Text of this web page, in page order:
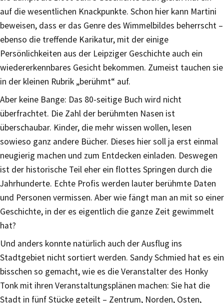
auf die wesentlichen Knackpunkte. Schon hier kann Martini
beweisen, dass er das Genre des Wimmelbildes beherrscht –
ebenso die treffende Karikatur, mit der einige
Persönlichkeiten aus der Leipziger Geschichte auch ein
wiedererkennbares Gesicht bekommen. Zumeist tauchen sie
in der kleinen Rubrik „berühmt“ auf.
Aber keine Bange: Das 80-seitige Buch wird nicht
überfrachtet. Die Zahl der berühmten Nasen ist
überschaubar. Kinder, die mehr wissen wollen, lesen
sowieso ganz andere Bücher. Dieses hier soll ja erst einmal
neugierig machen und zum Entdecken einladen. Deswegen
ist der historische Teil eher ein flottes Springen durch die
Jahrhunderte. Echte Profis werden lauter berühmte Daten
und Personen vermissen. Aber wie fängt man an mit so einer
Geschichte, in der es eigentlich die ganze Zeit gewimmelt
hat?
Und anders konnte natürlich auch der Ausflug ins
Stadtgebiet nicht sortiert werden. Sandy Schmied hat es ein
bisschen so gemacht, wie es die Veranstalter des Honky
Tonk mit ihren Veranstaltungsplänen machen: Sie hat die
Stadt in fünf Stücke geteilt – Zentrum, Norden, Osten,